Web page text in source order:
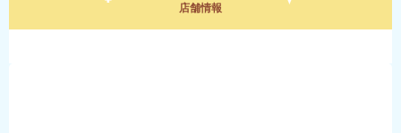
店舗情報